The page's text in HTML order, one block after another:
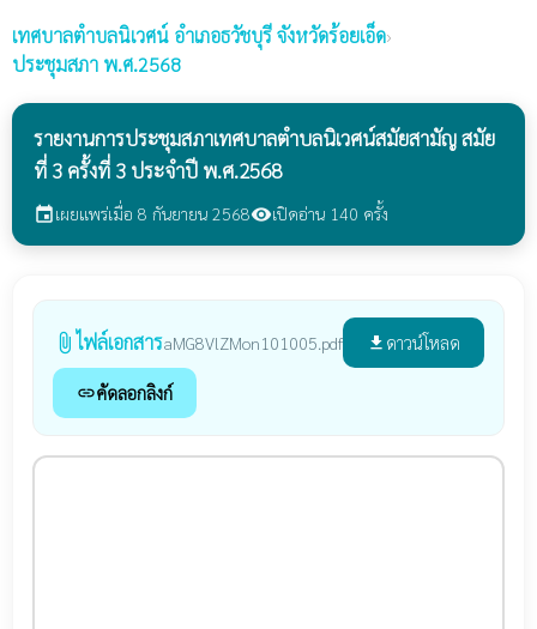
เทศบาลตำบลนิเวศน์ อำเภอธวัชบุรี จังหวัดร้อยเอ็ด›
ประชุมสภา พ.ศ.2568
รายงานการประชุมสภาเทศบาลตำบลนิเวศน์สมัยสามัญ สมัย
ที่ 3 ครั้งที่ 3 ประจำปี พ.ศ.2568
eventเผยแพร่เมื่อ 8 กันยายน 2568visibilityเปิดอ่าน 140 ครั้ง
attach_file ไฟล์เอกสารaMG8VlZMon101005.pdf file_download ดาวน์โหลด
linkคัดลอกลิงก์